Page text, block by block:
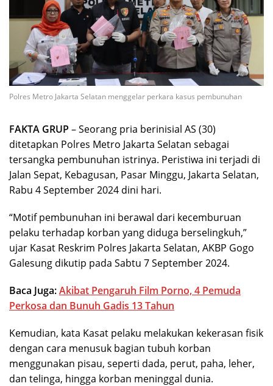
Polres Metro Jakarta Selatan menggelar perkara kasus pembunuhan
FAKTA GRUP – Seorang pria berinisial AS (30)
ditetapkan Polres Metro Jakarta Selatan sebagai
tersangka pembunuhan istrinya. Peristiwa ini terjadi di
Jalan Sepat, Kebagusan, Pasar Minggu, Jakarta Selatan,
Rabu 4 September 2024 dini hari.
“Motif pembunuhan ini berawal dari kecemburuan
pelaku terhadap korban yang diduga berselingkuh,”
ujar Kasat Reskrim Polres Jakarta Selatan, AKBP Gogo
Galesung dikutip pada Sabtu 7 September 2024.
Baca Juga:Akibat Pengaruh Film Porno, 4 Pemuda
Perkosa dan Bunuh Gadis 13 Tahun
Kemudian, kata Kasat pelaku melakukan kekerasan fisik
dengan cara menusuk bagian tubuh korban
menggunakan pisau, seperti dada, perut, paha, leher,
dan telinga, hingga korban meninggal dunia.